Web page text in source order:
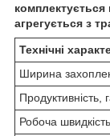
агрегується з
Технічні
Ширина
Продуктивність,
Робоча